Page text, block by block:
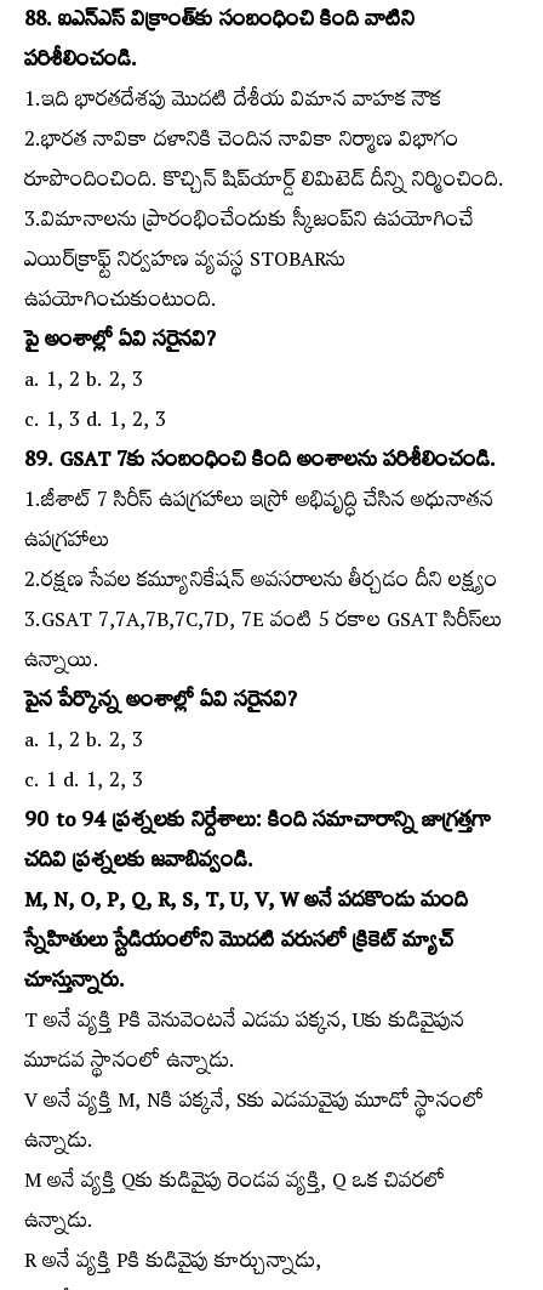
88. ఐఎన్‌ఎస్‌ విక్రాంత్‌కు సంబంధించి కింది వాటిని
పరిశీలించండి.
1.ఇది భారతదేశపు మొదటి దేశీయ విమాన వాహక నౌక
2.భారత నావికా దళానికి చెందిన నావికా నిర్మాణ విభాగం
రూపొందించింది. కొచ్చిన్‌ షిప్‌యార్డ్‌ లిమిటెడ్‌ దీన్ని నిర్మించింది.
3.విమానాలను ప్రారంభించేందుకు స్కీజంప్‌ని ఉపయోగించే
ఎయిర్‌క్రాఫ్ట్‌ నిర్వహణ వ్యవస్థ STOBARను
ఉపయోగించుకుంటుంది.
పై అంశాల్లో ఏవి సరైనవి?
a. 1, 2 b. 2, 3
c. 1, 3 d. 1, 2, 3
89. GSAT 7కు సంబంధించి కింది అంశాలను పరిశీలించండి.
1.జీశాట్‌ 7 సిరీస్‌ ఉపగ్రహాలు ఇస్రో అభివృద్ధి చేసిన అధునాతన
ఉపగ్రహాలు
2.రక్షణ సేవల కమ్యూనికేషన్‌ అవసరాలను తీర్చడం దీని లక్ష్యం
3.GSAT 7,7A,7B,7C,7D, 7E వంటి 5 రకాల GSAT సిరీస్‌లు
ఉన్నాయి.
పైన పేర్కొన్న అంశాల్లో ఏవి సరైనవి?
a. 1, 2 b. 2, 3
c. 1 d. 1, 2, 3
90 to 94 ప్రశ్నలకు నిర్దేశాలు: కింది సమాచారాన్ని జాగ్రత్తగా
చదివి ప్రశ్నలకు జవాబివ్వండి.
M, N, O, P, Q, R, S, T, U, V, W అనే పదకొండు మంది
స్నేహితులు స్టేడియంలోని మొదటి వరుసలో క్రికెట్‌ మ్యాచ్‌
చూస్తున్నారు.
T అనే వ్యక్తి Pకి వెనువెంటనే ఎడమ పక్కన, Uకు కుడివైపున
మూడవ స్థానంలో ఉన్నాడు.
V అనే వ్యక్తి M, Nకి పక్కనే, Sకు ఎడమవైపు మూడో స్థానంలో
ఉన్నాడు.
M అనే వ్యక్తి Qకు కుడివైపు రెండవ వ్యక్తి, Q ఒక చివరలో
ఉన్నాడు.
R అనే వ్యక్తి Pకి కుడివైపు కూర్చున్నాడు,